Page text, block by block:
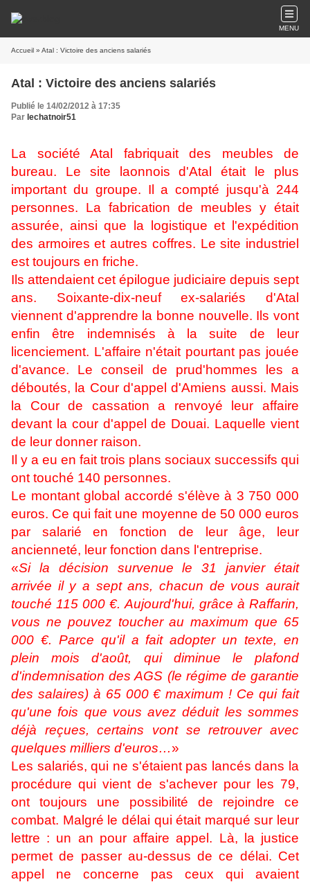
MENU
Accueil » Atal : Victoire des anciens salariés
Atal : Victoire des anciens salariés
Publié le 14/02/2012 à 17:35
Par lechatnoir51
La société Atal fabriquait des meubles de
bureau. Le site laonnois d'Atal était le plus
important du groupe. Il a compté jusqu'à 244
personnes. La fabrication de meubles y était
assurée, ainsi que la logistique et l'expédition
des armoires et autres coffres. Le site industriel
est toujours en friche.
Ils attendaient cet épilogue judiciaire depuis sept
ans. Soixante-dix-neuf ex-salariés d'Atal
viennent d'apprendre la bonne nouvelle. Ils vont
enfin être indemnisés à la suite de leur
licenciement. L'affaire n'était pourtant pas jouée
d'avance. Le conseil de prud'hommes les a
déboutés, la Cour d'appel d'Amiens aussi. Mais
la Cour de cassation a renvoyé leur affaire
devant la cour d'appel de Douai. Laquelle vient
de leur donner raison.
Il y a eu en fait trois plans sociaux successifs qui
ont touché 140 personnes.
Le montant global accordé s'élève à 3 750 000
euros. Ce qui fait une moyenne de 50 000 euros
par salarié en fonction de leur âge, leur
ancienneté, leur fonction dans l'entreprise.
«Si la décision survenue le 31 janvier était
arrivée il y a sept ans, chacun de vous aurait
touché 115 000 €. Aujourd'hui, grâce à Raffarin,
vous ne pouvez toucher au maximum que 65
000 €. Parce qu'il a fait adopter un texte, en
plein mois d'août, qui diminue le plafond
d'indemnisation des AGS (le régime de garantie
des salaires) à 65 000 € maximum ! Ce qui fait
qu'une fois que vous avez déduit les sommes
déjà reçues, certains vont se retrouver avec
quelques milliers d'euros…»
Les salariés, qui ne s'étaient pas lancés dans la
procédure qui vient de s'achever pour les 79,
ont toujours une possibilité de rejoindre ce
combat. Malgré le délai qui était marqué sur leur
lettre : un an pour affaire appel. Là, la justice
permet de passer au-dessus de ce délai. Cet
appel ne concerne pas ceux qui avaient